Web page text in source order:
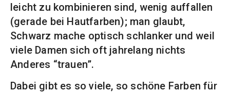
leicht zu kombinieren sind, wenig auffallen
(gerade bei Hautfarben); man glaubt,
Schwarz mache optisch schlanker und weil
viele Damen sich oft jahrelang nichts
Anderes “trauen”.
Dabei gibt es so viele, so schöne Farben für